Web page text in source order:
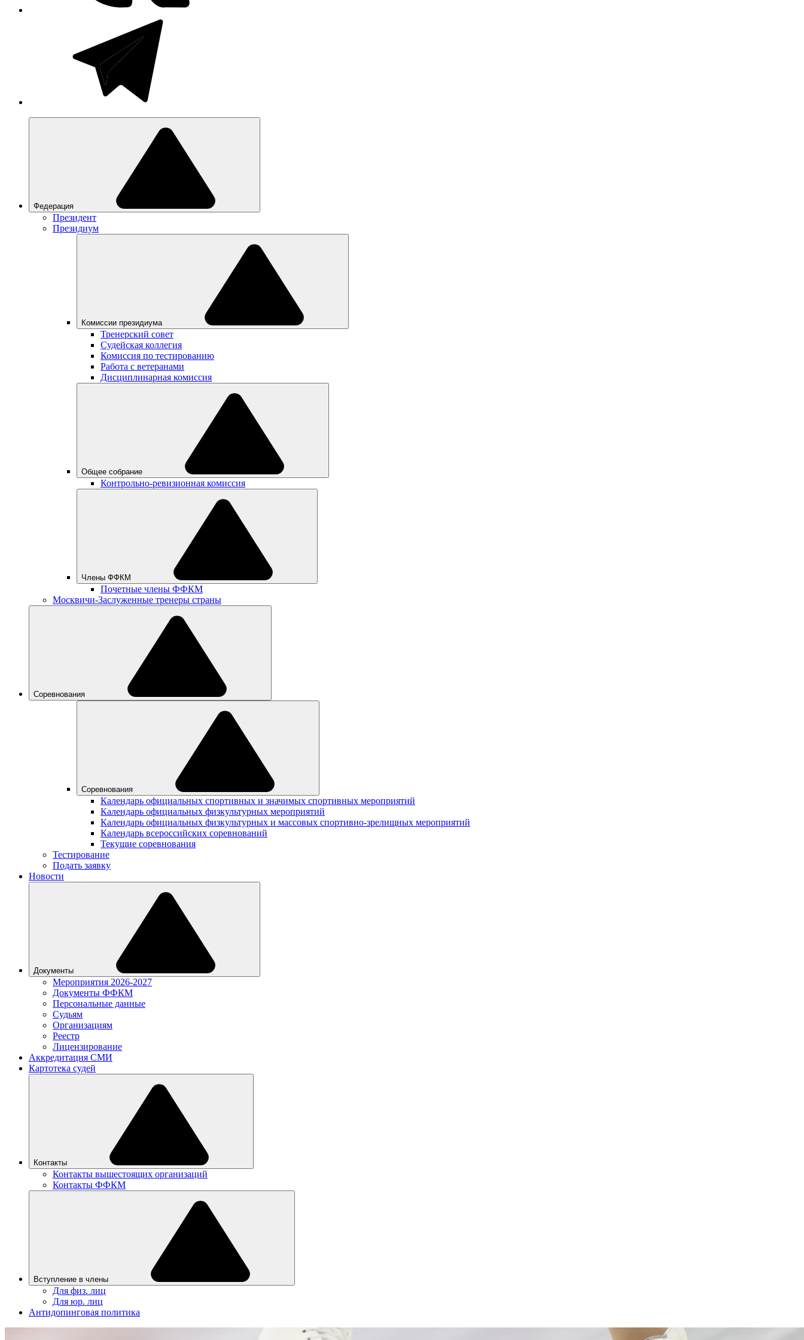
Федерация
Президент
Президиум
Комиссии президиума
Тренерский совет
Судейская коллегия
Комиссия по тестированию
Работа с ветеранами
Дисциплинарная комиссия
Общее собрание
Контрольно-ревизионная комиссия
Члены ФФКМ
Почетные члены ФФКМ
Москвичи-Заслуженные тренеры страны
Соревнования
Соревнования
Календарь официальных спортивных и значимых спортивных мероприятий
Календарь официальных физкультурных мероприятий
Календарь официальных физкультурных и массовых спортивно-зрелищных мероприятий
Календарь всероссийских соревнований
Текущие соревнования
Тестирование
Подать заявку
Новости
Документы
Мероприятия 2026-2027
Документы ФФКМ
Персональные данные
Судьям
Организациям
Реестр
Лицензирование
Аккредитация СМИ
Картотека судей
Контакты
Контакты вышестоящих организаций
Контакты ФФКМ
Вступление в члены
Для физ. лиц
Для юр. лиц
Антидопинговая политика